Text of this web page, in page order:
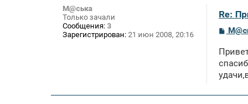
М@ська
Только зачали
Сообщения: 3
Зарегистрирован: 21 июн 2008, 20:16
Re:
С
б
щ
н
е